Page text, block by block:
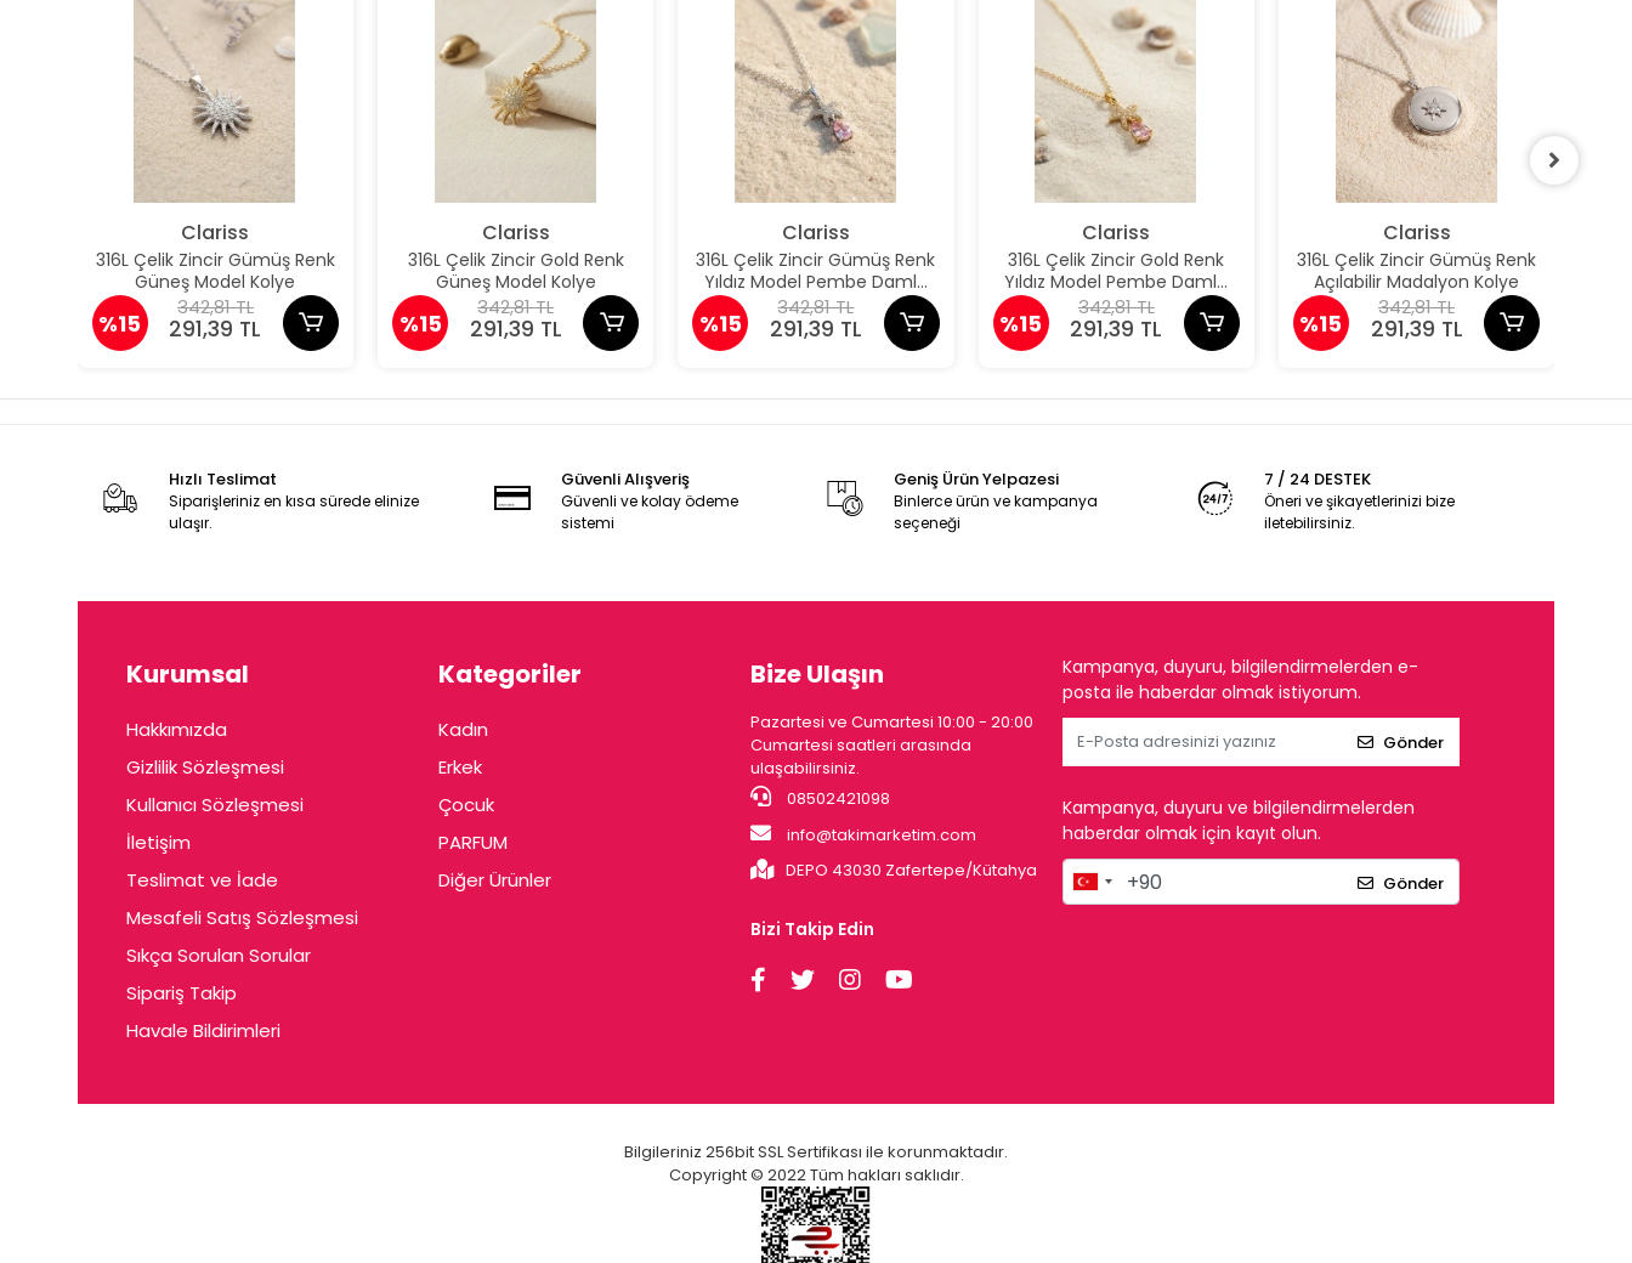
Clariss
316L Çelik Zincir Gümüş Renk
Güneş Model Kolye
%15
342,81 TL
291,39 TL
Clariss
316L Çelik Zincir Gold Renk
Güneş Model Kolye
%15
342,81 TL
291,39 TL
Clariss
316L Çelik Zincir Gümüş Renk
Yıldız Model Pembe Damla
Taş Model Kolye
%15
342,81 TL
291,39 TL
Clariss
316L Çelik Zincir Gold Renk
Yıldız Model Pembe Damla
Taş Model Kolye
%15
342,81 TL
291,39 TL
Clariss
316L Çelik Zincir Gümüş Renk
Açılabilir Madalyon Kolye
%15
342,81 TL
291,39 TL
Hızlı Teslimat
Siparişleriniz en kısa sürede elinize
ulaşır.
Güvenli Alışveriş
Güvenli ve kolay ödeme
sistemi
Geniş Ürün Yelpazesi
Binlerce ürün ve kampanya
seçeneği
7 / 24 DESTEK
Öneri ve şikayetlerinizi bize
iletebilirsiniz.
Kurumsal
Hakkımızda
Gizlilik Sözleşmesi
Kullanıcı Sözleşmesi
İletişim
Teslimat ve İade
Mesafeli Satış Sözleşmesi
Sıkça Sorulan Sorular
Sipariş Takip
Havale Bildirimleri
Kategoriler
Kadın
Erkek
Çocuk
PARFUM
Diğer Ürünler
Bize Ulaşın
Pazartesi ve Cumartesi 10:00 - 20:00
Cumartesi saatleri arasında
ulaşabilirsiniz.
08502421098
info@takimarketim.com
DEPO 43030 Zafertepe/Kütahya
Bizi Takip Edin
Kampanya, duyuru, bilgilendirmelerden e-
posta ile haberdar olmak istiyorum.
Gönder
Kampanya, duyuru ve bilgilendirmelerden
haberdar olmak için kayıt olun.
Gönder
Bilgileriniz 256bit SSL Sertifikası ile korunmaktadır.
Copyright © 2022 Tüm hakları saklıdır.